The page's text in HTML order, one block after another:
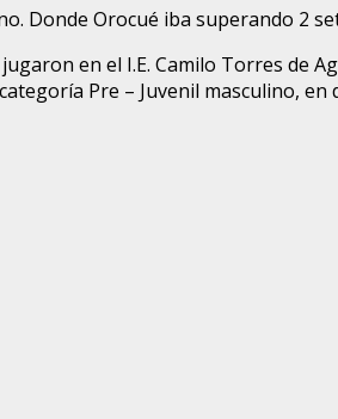
Donde Orocué iba superando 2
en el I.E. Camilo Torres de
Pre – Juvenil masculino,